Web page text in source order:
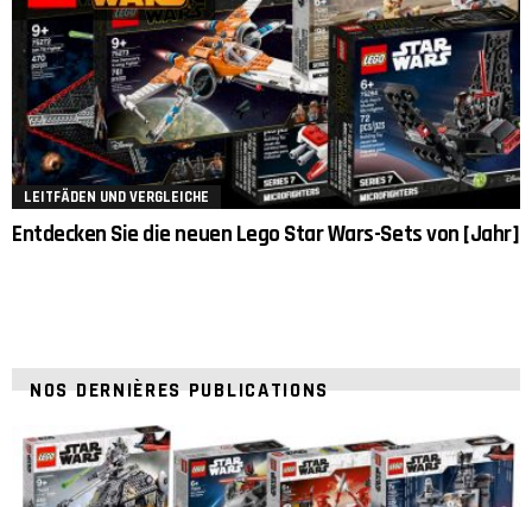
LEITFÄDEN UND VERGLEICHE
Entdecken Sie die neuen Lego Star Wars-Sets von [Jahr]
NOS DERNIÈRES PUBLICATIONS